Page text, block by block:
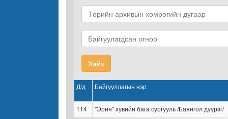
Хайх
Д/д Байгууллагын нэр
114
"Эрин" хувийн бага сургууль /Баянгол дүүрэг/